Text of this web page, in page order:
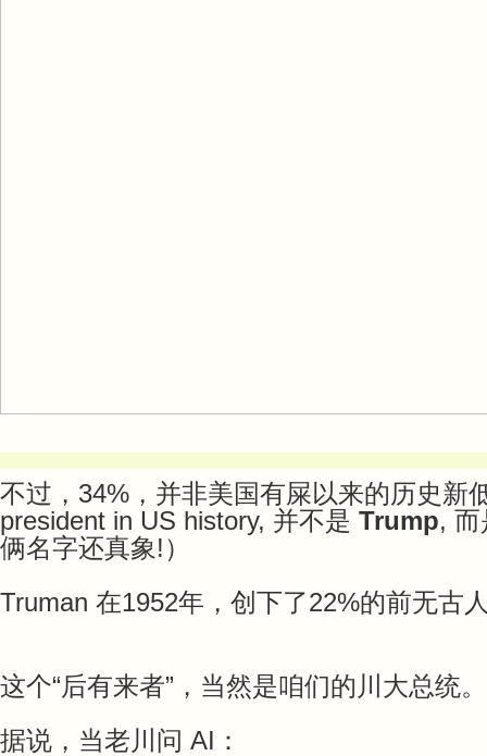
不过，34%，并非美国有屎以来的历史新
president in US history, 并不是 Trump,
俩名字还真象!）
Truman 在1952年，创下了22%的前无古
这个“后有来者”，当然是咱们的川大总统。
据说，当老川问 AI：